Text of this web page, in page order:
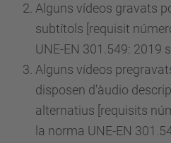
Alguns vídeos gravats
subtítols [requisit
UNE-EN 301.549: 2019
Alguns vídeos
disposen d'àudio
alternatius [requisits
la norma UNE-EN